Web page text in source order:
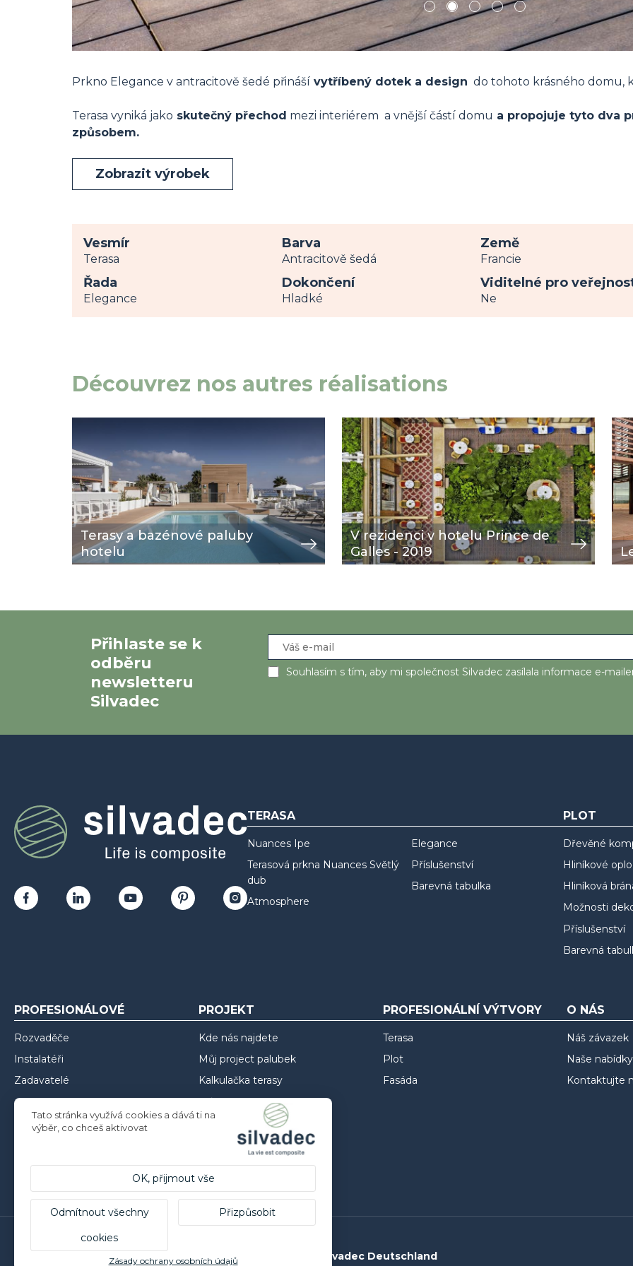
1 2 3 4 5
Prkno Elegance v antracitově šedé přináší vytříbený dotek a design do tohoto krásného domu,
Terasa vyniká jako skutečný přechod mezi interiérem a vnější částí domu a propojuje tyto dva
způsobem.
Zobrazit výrobek
Vesmír
Terasa
Řada
Elegance
Barva
Antracitově šedá
Dokončení
Hladké
Země
Francie
Viditelné pro
Ne
Découvrez nos autres réalisations
Terasy a bazénové paluby
hotelu
V rezidenci v hotelu Prince de
Galles - 2019
Image
zobrazit
Přihlaste se k
odběru
newsletteru
Silvadec
Souhlasím s tím, aby mi společnost Silvadec zasílala informace e-
TERASA
Nuances Ipe
Terasová prkna Nuances Světlý
dub
Atmosphere
Elegance
Příslušenství
Barevná tabulka
PLOT
Dřevěné
Hliníkové
Hliníková
Možnosti
Příslušenství
Barevná
PROFESIONÁLOVÉ
Rozvaděče
Instalatéři
Zadavatelé
PROJEKT
Kde nás najdete
Můj project palubek
Kalkulačka terasy
Můj project oplocení
Můj project opláštění
Inspirace
Rady pro instalaci
PROFESIONÁLNÍ VÝTVORY
Terasa
Plot
Fasáda
O NÁS
Náš závazek
Naše
Kontaktujte
Silvadec Deutschland
Tato stránka využívá cookies a dává ti na
výběr, co chceš aktivovat
OK, přijmout vše
Odmítnout všechny
cookies
Přizpůsobit
Zásady ochrany osobních údajů